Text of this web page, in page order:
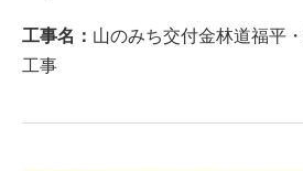
工事名： 山のみち交付金林道福平
工事